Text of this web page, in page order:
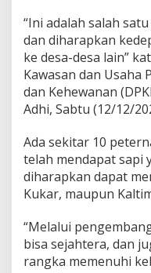
“Ini adalah salah
dan diharapkan
ke desa-desa lain”
Kawasan dan Usaha
dan Kehewanan
Adhi, Sabtu (12/12/
Ada sekitar 10
telah mendapat sapi
diharapkan dapat
Kukar, maupun
“Melalui
bisa sejahtera, dan
rangka memenuhi